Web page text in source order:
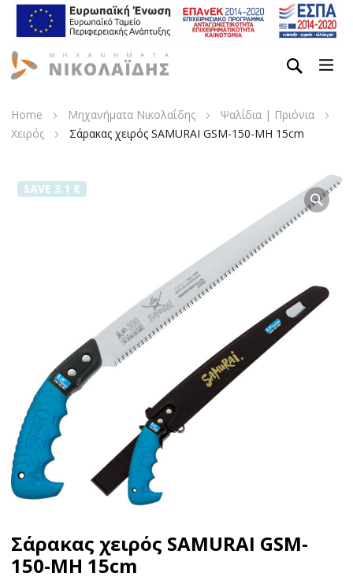
Home Μηχανήματα Νικολαΐδης
Ψαλίδια | Πριόνια
Χειρός
Σάρακας χειρός SAMURAI GSM-150-MH 15cm
SAVE 3.1 €
Σάρακας χειρός SAMURAI GSM-
150-MH 15cm